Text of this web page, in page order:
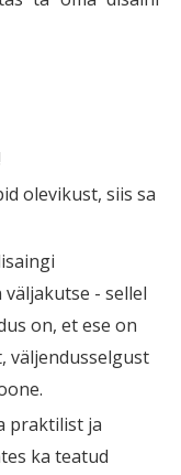
olevikust, siis sa
- sellel
on, et ese on
väljendusselgust
praktilist ja
ka teatud